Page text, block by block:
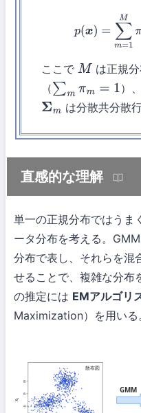
p ∑m=
ここで M は正規分
（ ∑mπ m=1 ）、
Σm は分散共分散
直感的な理解
単一の正規分布ではうま
ータ分布を考える。
分布で表し、それらを混
せることで、複雑な分布
の推定には EMアルゴリ
Maximization）を用いる